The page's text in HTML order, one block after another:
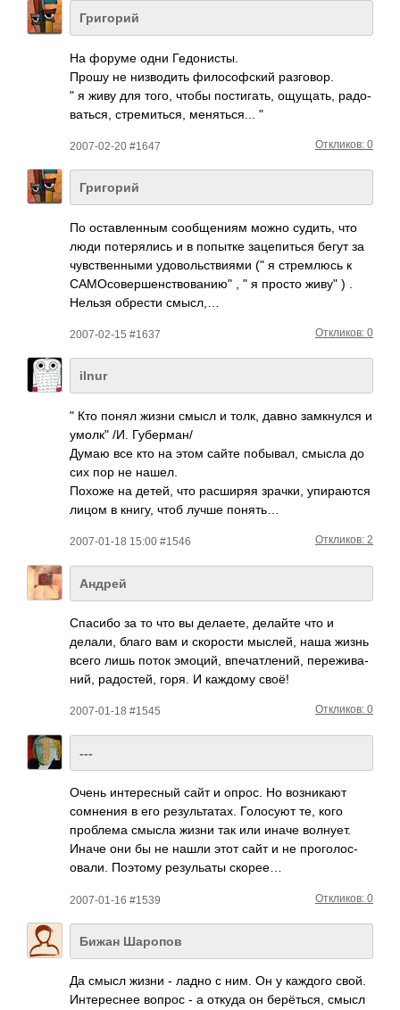
Григорий
На форуме одни Гедо­нисты.
Прошу не низв­одить фило­софс­кий разг­овор.
" я живу для того, чтобы пост­игать, ощущ­ать, радо­
вать­ся, стре­мить­ся, меня­ться­... "
2007-02-20 #1647 Откликов: 0
Григорий
По оста­влен­ным сооб­щениям можно судить, что
люди поте­рялись и в попытке заце­питься бегут за
чувс­твен­ными удов­ольс­твиями (" я стре­млюсь к
САМОсовершенствованию" , " я просто живу" ) .
Нельзя обрести смысл,…
2007-02-15 #1637 Откликов: 0
ilnur
" Кто понял жизни смысл и толк, давно замкнулся и
умолк" /И. Губерман/
Думаю все кто на этом сайте побывал, смысла до
сих пор не нашел.
Похожe на детей, что расширяя зрачки, упираются
лицом в книгу, чтоб лучше понять…
2007-01-18 15:00 #1546 Откликов: 2
Андрей
Спасибо за то что вы дела­ете, делайте что и
делали, благо вам и скор­ости мыслей, наша жизнь
всего лишь поток эмоций, впеч­атле­ний, пере­жива­
ний, радо­стей, горя. И каждому своё!
2007-01-18 #1545 Откликов: 0
---
Очень инте­ресный сайт и опрос. Но возн­икают
сомн­ения в его резу­льта­тах. Голо­суют те, кого
проб­лема смысла жизни так или иначе волн­ует.
Иначе они бы не нашли этот сайт и не прог­олос­
овали. Поэтому резу­льаты скорее…
2007-01-16 #1539 Откликов: 0
Бижан Шаропов
Да смысл жизни - ладно с ним. Он у каждого свой.
Инте­реснее вопрос - а откуда он берё­ться, смысл